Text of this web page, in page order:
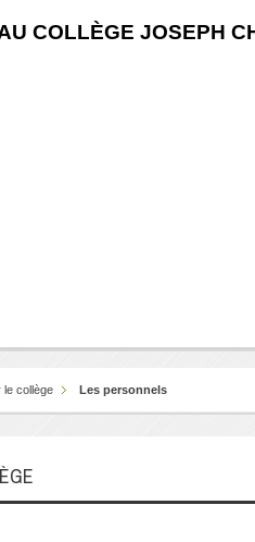
COLLÈGE JOSEPH
le collège Les personnels